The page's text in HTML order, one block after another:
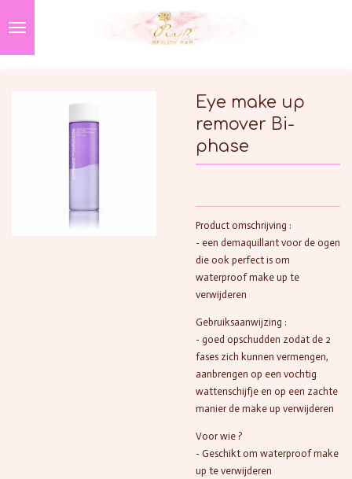
direct
Eye make up
remover Bi-
phase
Product omschrijving :
- een demaquillant voor de ogen
die ook perfect is om
waterproof make up te
verwijderen
Gebruiksaanwijzing :
- goed opschudden zodat de 2
fases zich kunnen vermengen,
aanbrengen op een vochtig
wattenschijfje en op een zachte
manier de make up verwijderen
Voor wie ?
- Geschikt om waterproof make
up te verwijderen